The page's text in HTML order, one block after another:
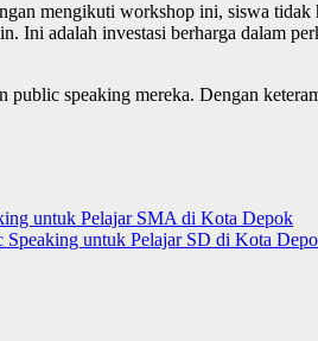
mengikuti workshop ini, siswa
adalah investasi berharga dalam
speaking mereka. Dengan
untuk Pelajar SMA di Kota Depok
untuk Pelajar SD di Kota